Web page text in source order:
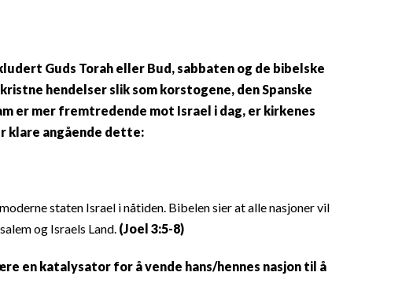
Guds Torah eller Bud, sabbaten og de bibelske
hendelser slik som korstogene, den Spanske
er mer fremtredende mot Israel i dag, er kirkenes
klare angående dette:
staten Israel i nåtiden. Bibelen sier at alle nasjoner vil
og Israels Land. (Joel 3:5-8)
en katalysator for å vende hans/hennes nasjon til å